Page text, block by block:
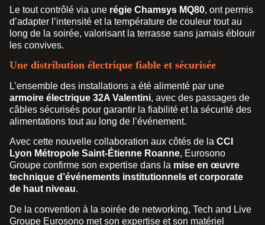
Le tout contrôlé via une régie Chamsys MQ80, ont permis
d’adapter l’intensité et la température de couleur tout au
long de la soirée, valorisant la terrasse sans jamais éblouir
les convives.
Une distribution électrique fiable et sécurisée
L’ensemble des installations a été alimenté par une
armoire électrique 32A Valentini, avec des passages de
câbles sécurisés pour garantir la fiabilité et la sécurité des
alimentations tout au long de l’événement.
Avec cette nouvelle collaboration aux côtés de la CCI
Lyon Métropole Saint-Étienne Roanne, Eurosono
Groupe confirme son expertise dans la mise en œuvre
technique d’événements institutionnels et corporate
de haut niveau.
De la convention à la soirée de networking, Tech and Live
Groupe Eurosono met son expertise et son matériel